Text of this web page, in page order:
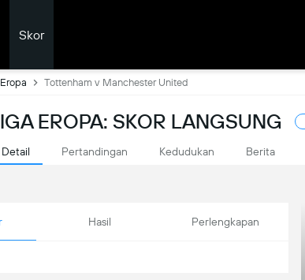
Skor
Tottenham v Manchester United
EROPA: SKOR LANGSUNG
Detail Pertandingan Kedudukan Berita
Hasil Perlengkapan